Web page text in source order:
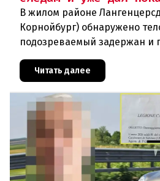
В жилом районе
Корнойбург) обнаружено
подозреваемый задержан и
свою вину. По данным
могло быть совершено на поч
Читать далее